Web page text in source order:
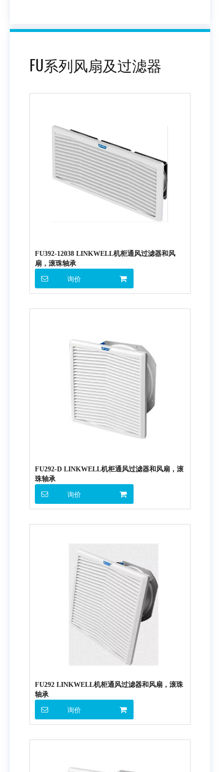
FU系列风扇及过滤器
FU392-12038 LINKWELL机柜通风过滤器和风
扇，滚珠轴承
询价
FU292-D LINKWELL机柜通风过滤器和风扇，滚
珠轴承
询价
FU292 LINKWELL机柜通风过滤器和风扇，滚珠
轴承
询价